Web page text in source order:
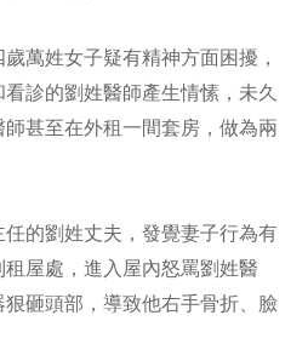
萬姓女子疑有精神方面困擾，
診的劉姓醫師產生情愫，未久
甚至在外租一間套房，做為兩
的劉姓丈夫，發覺妻子行為有
屋處，進入屋內怒罵劉姓醫
砸頭部，導致他右手骨折、臉